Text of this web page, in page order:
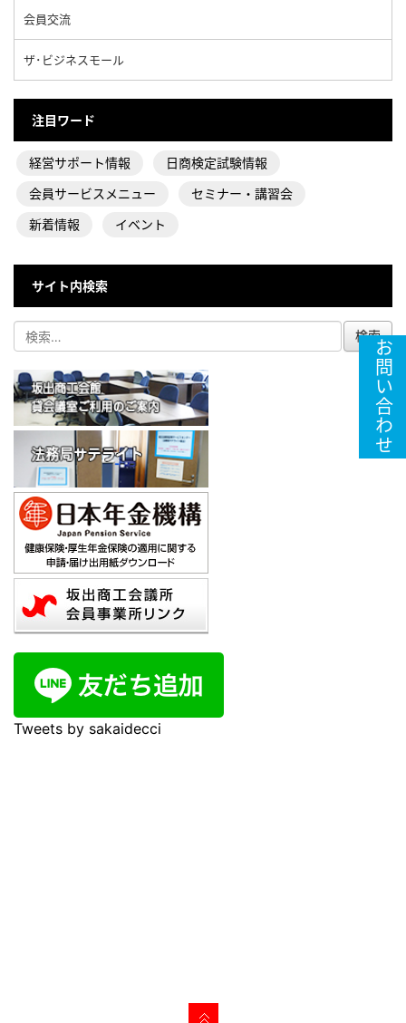
会員交流
ザ･ビジネスモール
注目ワード
経営サポート情報
日商検定試験情報
会員サービスメニュー
セミナー・講習会
新着情報
イベント
サイト内検索
Tweets by sakaidecci
お問い合わせ